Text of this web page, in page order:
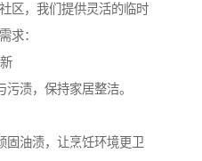
区，我们提供灵活的临时
求：
渍，保持家居整洁。
固油渍，让烹饪环境更卫